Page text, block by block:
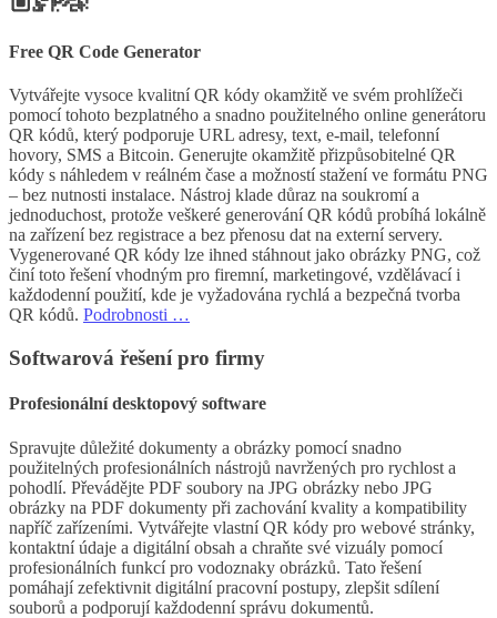
Free QR Code Generator
Vytvářejte vysoce kvalitní QR kódy okamžitě ve svém prohlížeči
pomocí tohoto bezplatného a snadno použitelného online generátoru
QR kódů, který podporuje URL adresy, text, e-mail, telefonní
hovory, SMS a Bitcoin. Generujte okamžitě přizpůsobitelné QR
kódy s náhledem v reálném čase a možností stažení ve formátu PNG
– bez nutnosti instalace. Nástroj klade důraz na soukromí a
jednoduchost, protože veškeré generování QR kódů probíhá lokálně
na zařízení bez registrace a bez přenosu dat na externí servery.
Vygenerované QR kódy lze ihned stáhnout jako obrázky PNG, což
činí toto řešení vhodným pro firemní, marketingové, vzdělávací i
každodenní použití, kde je vyžadována rychlá a bezpečná tvorba
QR kódů. Podrobnosti …
Softwarová řešení pro firmy
Profesionální desktopový software
Spravujte důležité dokumenty a obrázky pomocí snadno
použitelných profesionálních nástrojů navržených pro rychlost a
pohodlí. Převádějte PDF soubory na JPG obrázky nebo JPG
obrázky na PDF dokumenty při zachování kvality a kompatibility
napříč zařízeními. Vytvářejte vlastní QR kódy pro webové stránky,
kontaktní údaje a digitální obsah a chraňte své vizuály pomocí
profesionálních funkcí pro vodoznaky obrázků. Tato řešení
pomáhají zefektivnit digitální pracovní postupy, zlepšit sdílení
souborů a podporují každodenní správu dokumentů.